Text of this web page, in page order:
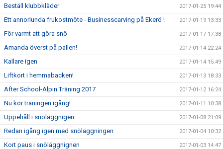
Beställ klubbkläder 2017-01-25 19:44
Ett annorlunda frukostmöte - Businesscarving på Ekerö ! 2017-01-19 13:33
För varmt att göra snö 2017-01-17 17:38
Amanda överst på pallen! 2017-01-14 22:24
Kallare igen 2017-01-14 15:49
Liftkort i hemmabacken! 2017-01-13 18:33
After School-Alpin Träning 2017 2017-01-12 16:24
Nu kör träningen igång! 2017-01-11 10:38
Uppehåll i snöläggnigen 2017-01-08 21:09
Redan igång igen med snöläggningen 2017-01-04 10:32
Kort paus i snöläggnignen 2017-01-03 14:47